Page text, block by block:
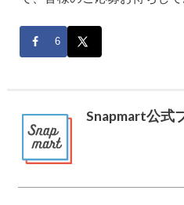
6
Snapmart公式